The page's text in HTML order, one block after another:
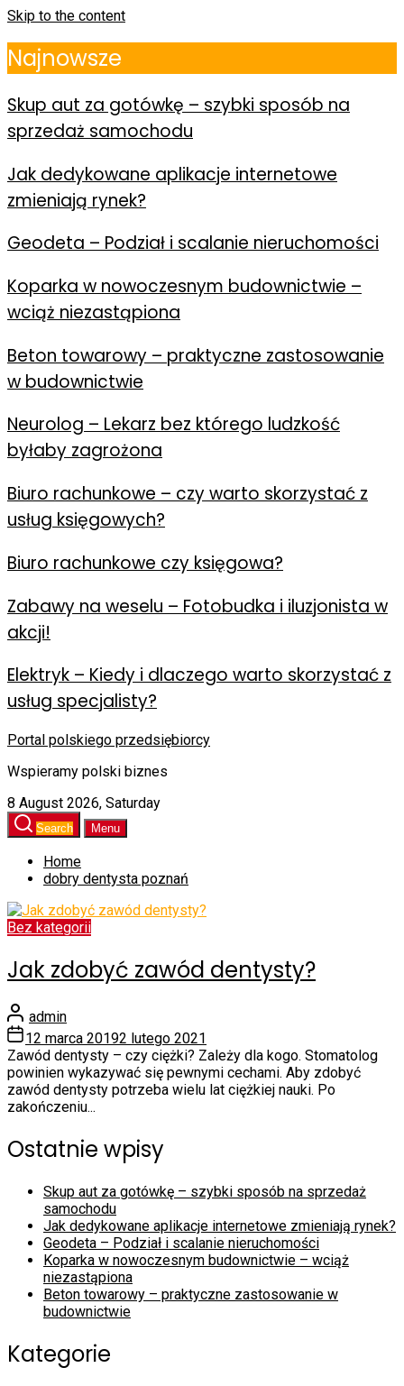
Skip to the content
Najnowsze
Skup aut za gotówkę – szybki sposób na
sprzedaż samochodu
Jak dedykowane aplikacje internetowe
zmieniają rynek?
Geodeta – Podział i scalanie nieruchomości
Koparka w nowoczesnym budownictwie –
wciąż niezastąpiona
Beton towarowy – praktyczne zastosowanie
w budownictwie
Neurolog – Lekarz bez którego ludzkość
byłaby zagrożona
Biuro rachunkowe – czy warto skorzystać z
usług księgowych?
Biuro rachunkowe czy księgowa?
Zabawy na weselu – Fotobudka i iluzjonista w
akcji!
Elektryk – Kiedy i dlaczego warto skorzystać z
usług specjalisty?
Portal polskiego przedsiębiorcy
Wspieramy polski biznes
8 August 2026, Saturday
Search Menu
Home
dobry dentysta poznań
Bez kategorii
Jak zdobyć zawód dentysty?
admin
12 marca 20192 lutego 2021
Zawód dentysty – czy ciężki? Zależy dla kogo. Stomatolog
powinien wykazywać się pewnymi cechami. Aby zdobyć
zawód dentysty potrzeba wielu lat ciężkiej nauki. Po
zakończeniu...
Ostatnie wpisy
Skup aut za gotówkę – szybki sposób na sprzedaż
samochodu
Jak dedykowane aplikacje internetowe zmieniają rynek?
Geodeta – Podział i scalanie nieruchomości
Koparka w nowoczesnym budownictwie – wciąż
niezastąpiona
Beton towarowy – praktyczne zastosowanie w
budownictwie
Kategorie